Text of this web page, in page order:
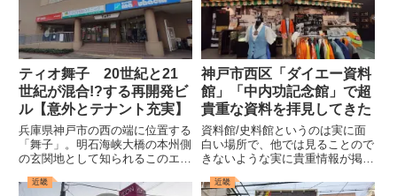
ティオ舞子 20世紀と21
世紀が混合!?する再開発ビ
ル【意外とテナント充実】
兵庫県神戸市の西の端に位置する
「舞子」。明石海峡大橋の本州側
の玄関地として知られるこのエリ
れ駅を設置しているほか、橋上に
神戸市西区「ダイエー資料
館」「中内功記念館」で超
貴重な資料を拝見してきた
資料館/史料館というのは実に面
白い場所で、他では見ることので
きないような実に貴重情報が掲載
当に飽きないものだ。先日、当取
近畿 近畿